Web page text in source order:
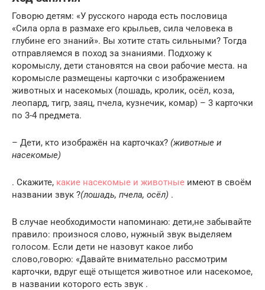
Говорю детям: «У русского народа есть пословица
«Сила орла в размахе его крыльев, сила человека в
глубине его знаний». Вы хотите стать сильными? Тогда
отправляемся в поход за знаниями. Подхожу к
коромыслу, дети становятся на свои рабочие места. на
коромысле размещены карточки с изображением
животных и насекомых (лошадь, кролик, осёл, коза,
леопард, тигр, заяц, пчела, кузнечик, комар) – 3 карточки
по 3-4 предмета.
– Дети, кто изображён на карточках? (животные и
насекомые)
. Скажите, какие насекомые и животные имеют в своём
названии звук ?(лошадь, пчела, осёл) .
В случае необходимости напоминаю: дети,не забывайте
правило: произнося слово, нужный звук выделяем
голосом. Если дети не назовут какое либо
слово,говорю: «Давайте внимательно рассмотрим
карточки, вдруг ещё отыщется животное или насекомое,
в названии которого есть звук .